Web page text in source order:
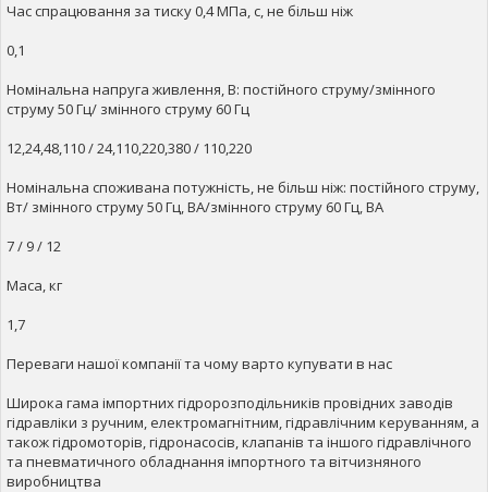
Час спрацювання за тиску 0,4 МПа, с, не більш ніж
0,1
Номінальна напруга живлення, В: постійного струму/змінного
струму 50 Гц/ змінного струму 60 Гц
12,24,48,110 / 24,110,220,380 / 110,220
Номінальна споживана потужність, не більш ніж: постійного струму,
Вт/ змінного струму 50 Гц, ВА/змінного струму 60 Гц, ВА
7 / 9 / 12
Маса, кг
1,7
Переваги нашої компанії та чому варто купувати в нас
Широка гама імпортних гідророзподільників провідних заводів
гідравліки з ручним, електромагнітним, гідравлічним керуванням, а
також гідромоторів, гідронасосів, клапанів та іншого гідравлічного
та пневматичного обладнання імпортного та вітчизняного
виробництва